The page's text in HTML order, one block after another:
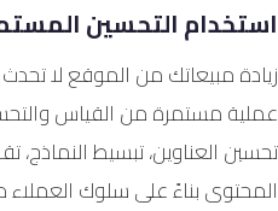
استخدام التحسين
زيادة مبيعاتك من الموقع لا
عملية مستمرة من القياس
تحسين العناوين، تبسيط النماذج،
المحتوى بناءً على سلوك